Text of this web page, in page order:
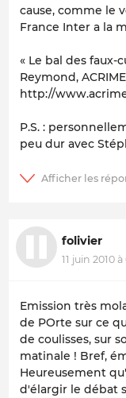
cause, comme le
France Inter a la
« Le bal des faux-
Reymond,
http://
P.S. :
peu dur avec
folivier
11 juin 2010
Emission très
de POrte sur ce
de coulisses, sur
matinale ! Bref,
Heureusement
d'élargir le débat